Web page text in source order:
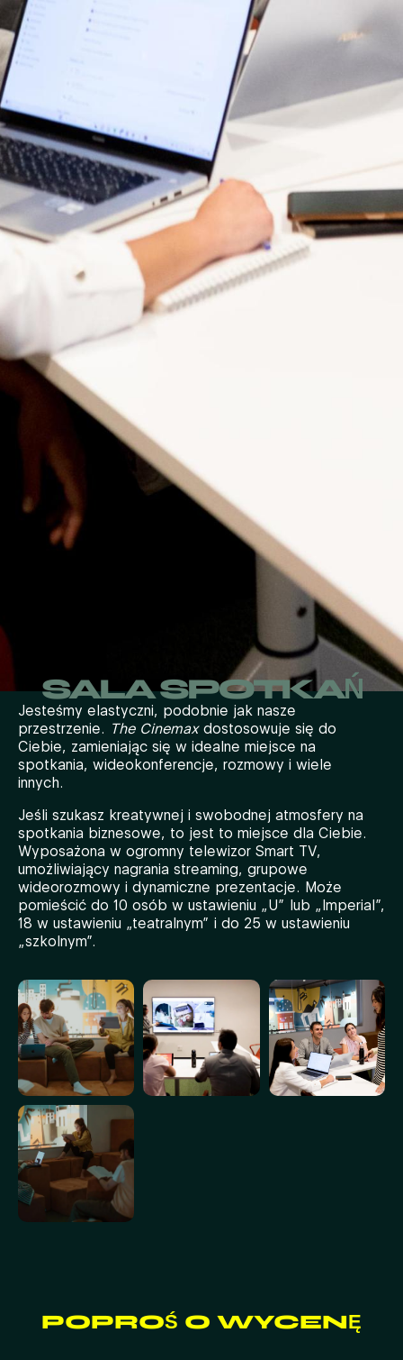
SALA SPOTKAŃ
Jesteśmy elastyczni, podobnie jak nasze
przestrzenie. The Cinemaxdostosowuje się do
Ciebie, zamieniając się w idealne miejsce na
spotkania, wideokonferencje, rozmowy i wiele
innych.
Jeśli szukasz kreatywnej i swobodnej atmosfery na
spotkania biznesowe, to jest to miejsce dla Ciebie.
Wyposażona w ogromny telewizor Smart TV,
umożliwiający nagrania streaming, grupowe
wideorozmowy i dynamiczne prezentacje. Może
pomieścić do 10 osób w ustawieniu „U” lub „Imperial”,
18 w ustawieniu „teatralnym” i do 25 w ustawieniu
„szkolnym”.
POPROŚ O WYCENĘ